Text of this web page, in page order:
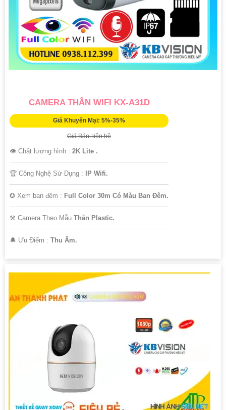
CAMERA THÂN WIFI KX-A31D
Giá Khuyến Mại: 5%-35%
Giá Bán: liên hệ
👁 Chất lượng hình : 2K Lite .
🏆 Công Nghệ Sử Dụng : IP Wifi.
✪ Xem ban đêm : Full Color 30m Có Màu Ban Ðêm.
⚒ Camera Theo Mẫu Thân Plastic.
️🔔 Ưu Điểm : Thu Âm.